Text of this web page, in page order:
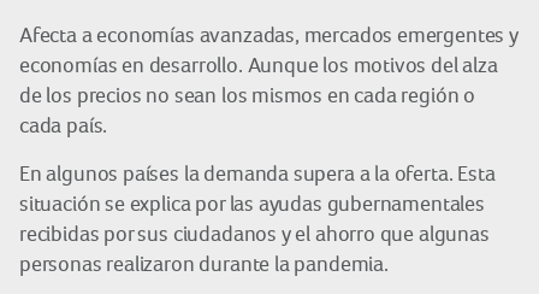
Afecta a economías avanzadas, mercados emergentes y
economías en desarrollo. Aunque los motivos del alza
de los precios no sean los mismos en cada región o
cada país.
En algunos países la demanda supera a la oferta. Esta
situación se explica por las ayudas gubernamentales
recibidas por sus ciudadanos y el ahorro que algunas
personas realizaron durante la pandemia.